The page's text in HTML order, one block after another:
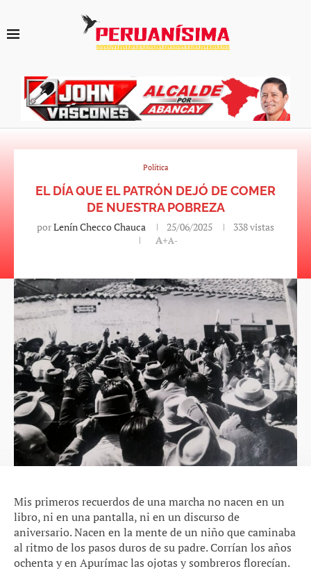
Política
EL DÍA QUE EL PATRÓN DEJÓ DE COMER
DE NUESTRA POBREZA
porLenín Checco Chauca 25/06/2025 338vistas
A+A-
Mis primeros recuerdos de una marcha no nacen en un
libro, ni en una pantalla, ni en un discurso de
aniversario. Nacen en la mente de un niño que caminaba
al ritmo de los pasos duros de su padre. Corrían los años
ochenta y en Apurímac las ojotas y sombreros florecían.